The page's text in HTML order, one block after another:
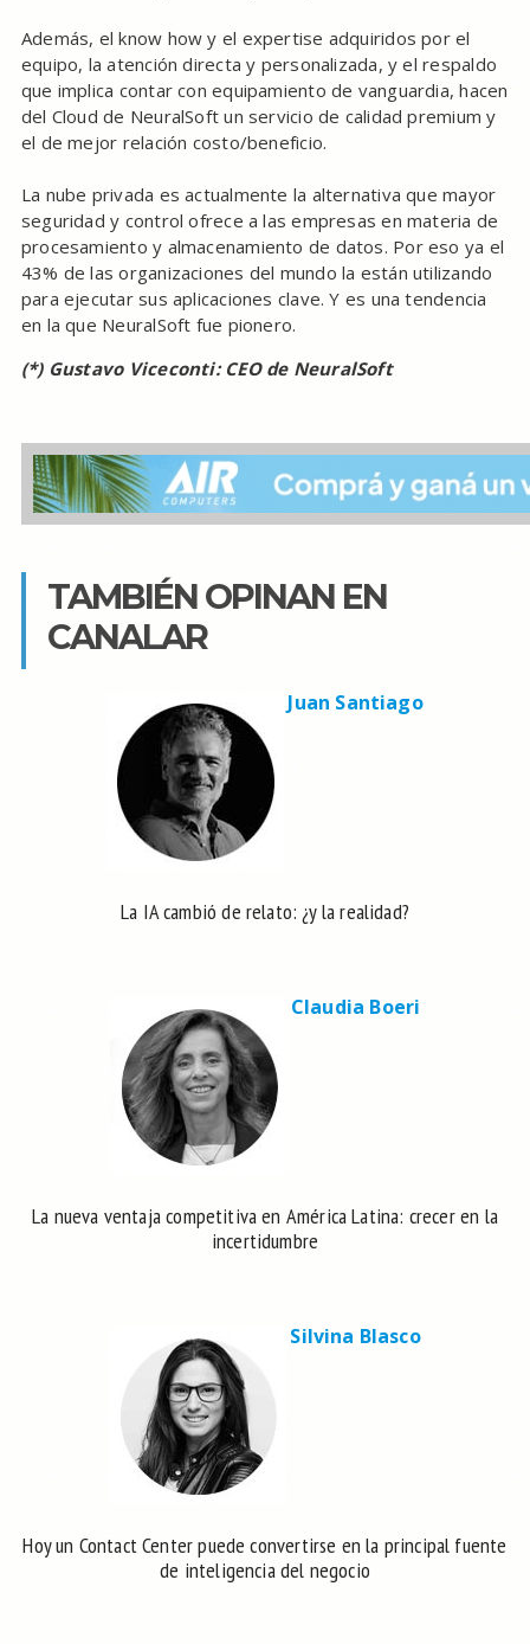
Además, el know how y el expertise adquiridos por el
equipo, la atención directa y personalizada, y el respaldo
que implica contar con equipamiento de vanguardia, hacen
del Cloud de NeuralSoft un servicio de calidad premium y
el de mejor relación costo/beneficio.
La nube privada es actualmente la alternativa que mayor
seguridad y control ofrece a las empresas en materia de
procesamiento y almacenamiento de datos. Por eso ya el
43% de las organizaciones del mundo la están utilizando
para ejecutar sus aplicaciones clave. Y es una tendencia
en la que NeuralSoft fue pionero.
(*) Gustavo Viceconti: CEO de NeuralSoft
TAMBIÉN OPINAN EN
CANALAR
Juan Santiago
La IA cambió de relato: ¿y la realidad?
Claudia Boeri
La nueva ventaja competitiva en América Latina: crecer en la
incertidumbre
Silvina Blasco
Hoy un Contact Center puede convertirse en la principal fuente
de inteligencia del negocio